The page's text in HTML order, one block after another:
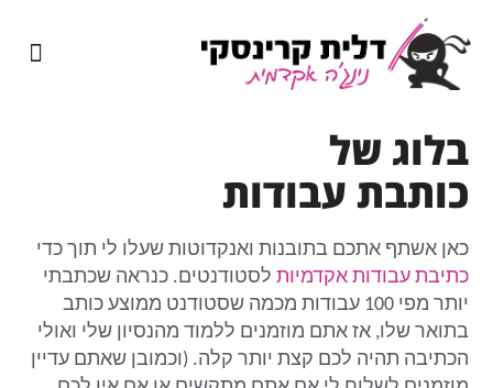
בלוג של
כותבת עבודות
כאן אשתף אתכם בתובנות ואנקדוטות שעלו לי תוך כדי
כתיבת עבודות אקדמיות לסטודנטים. כנראה שכתבתי
יותר מפי 100 עבודות מכמה שסטודנט ממוצע כותב
בתואר שלו, אז אתם מוזמנים ללמוד מהנסיון שלי ואולי
הכתיבה תהיה לכם קצת יותר קלה. (וכמובן שאתם עדיין